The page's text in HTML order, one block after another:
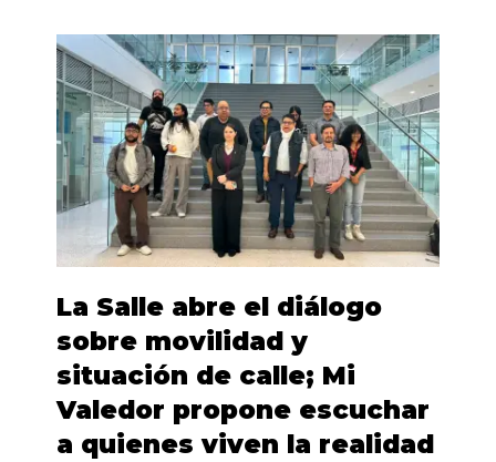
La Salle abre el diálogo
sobre movilidad y
situación de calle; Mi
Valedor propone escuchar
a quienes viven la realidad